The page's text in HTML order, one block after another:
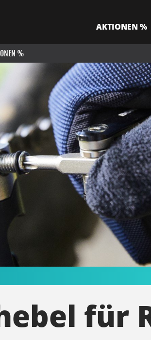
AKTIONEN %
%
für